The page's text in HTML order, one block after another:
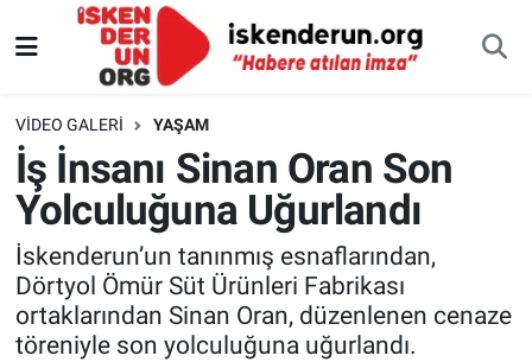
VIDEO GALERI YAŞAM
İş İnsanı Sinan Oran Son
Yolculuğuna Uğurlandı
İskenderun’un tanınmış esnaflarından,
Dörtyol Ömür Süt Ürünleri Fabrikası
ortaklarından Sinan Oran, düzenlenen cenaze
töreniyle son yolculuğuna uğurlandı.